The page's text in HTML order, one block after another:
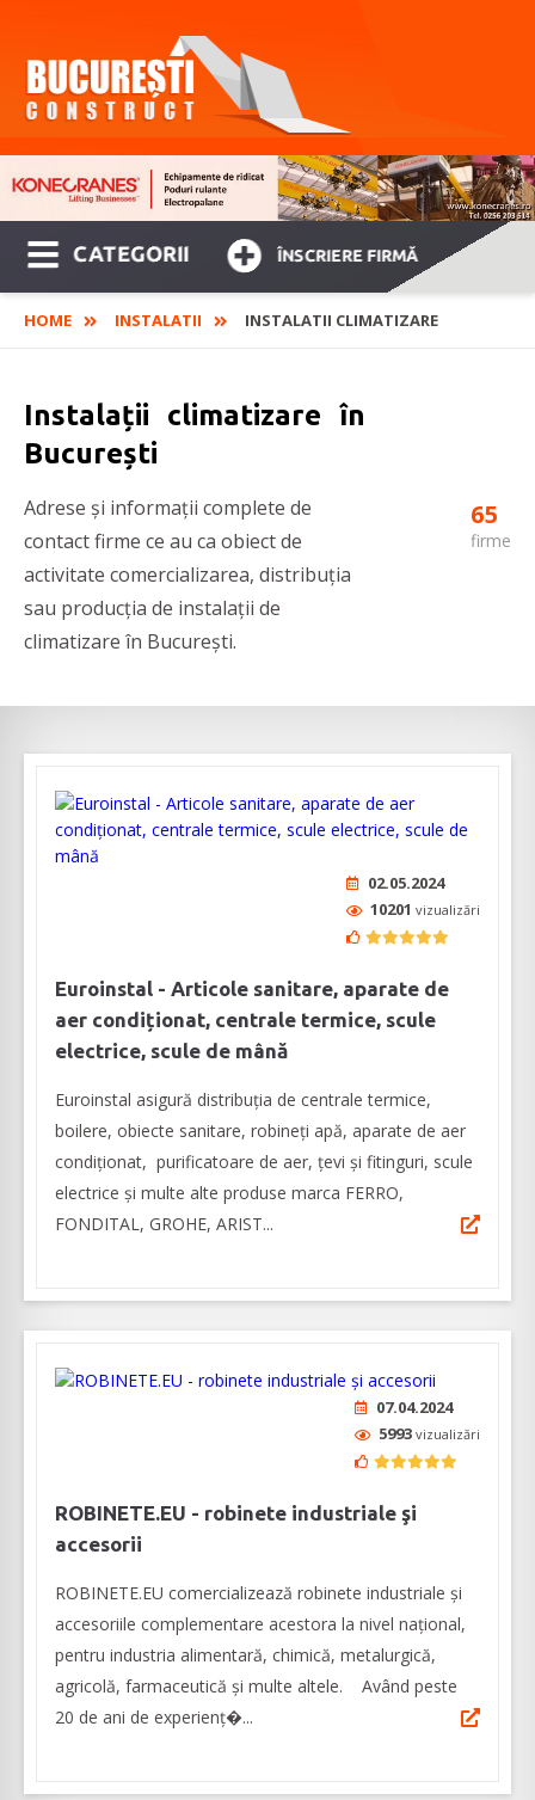
CATEGORII ÎNSCRIERE FIRMĂ
HOME INSTALATII INSTALATII CLIMATIZARE
Instalații climatizare în
București
Adrese și informații complete de
contact firme ce au ca obiect de
activitate comercializarea, distribuția
sau producția de instalații de
climatizare în București.
65
firme
02.05.2024
10201 vizualizări
Euroinstal - Articole sanitare, aparate de
aer condiționat, centrale termice, scule
electrice, scule de mână
Euroinstal asigură distribuția de centrale termice,
boilere, obiecte sanitare, robineți apă, aparate de aer
condiționat, purificatoare de aer, țevi și fitinguri, scule
electrice și multe alte produse marca FERRO,
FONDITAL, GROHE, ARIST...
07.04.2024
5993 vizualizări
ROBINETE.EU - robinete industriale şi
accesorii
ROBINETE.EU comercializează robinete industriale şi
accesoriile complementare acestora la nivel naţional,
pentru industria alimentară, chimică, metalurgică,
agricolă, farmaceutică şi multe altele. Având peste
20 de ani de experienţ�...